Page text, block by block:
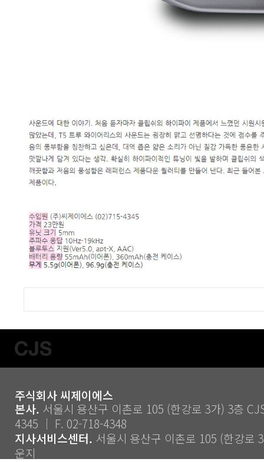
주식회사 씨제이에스
본사. 서울시 용산구 이촌로 105 (한강로 3가) 3층
4345 ｜ F. 02-718-4348
지사서비스센터. 서울시 용산구 이촌로 105 (한강로
운지